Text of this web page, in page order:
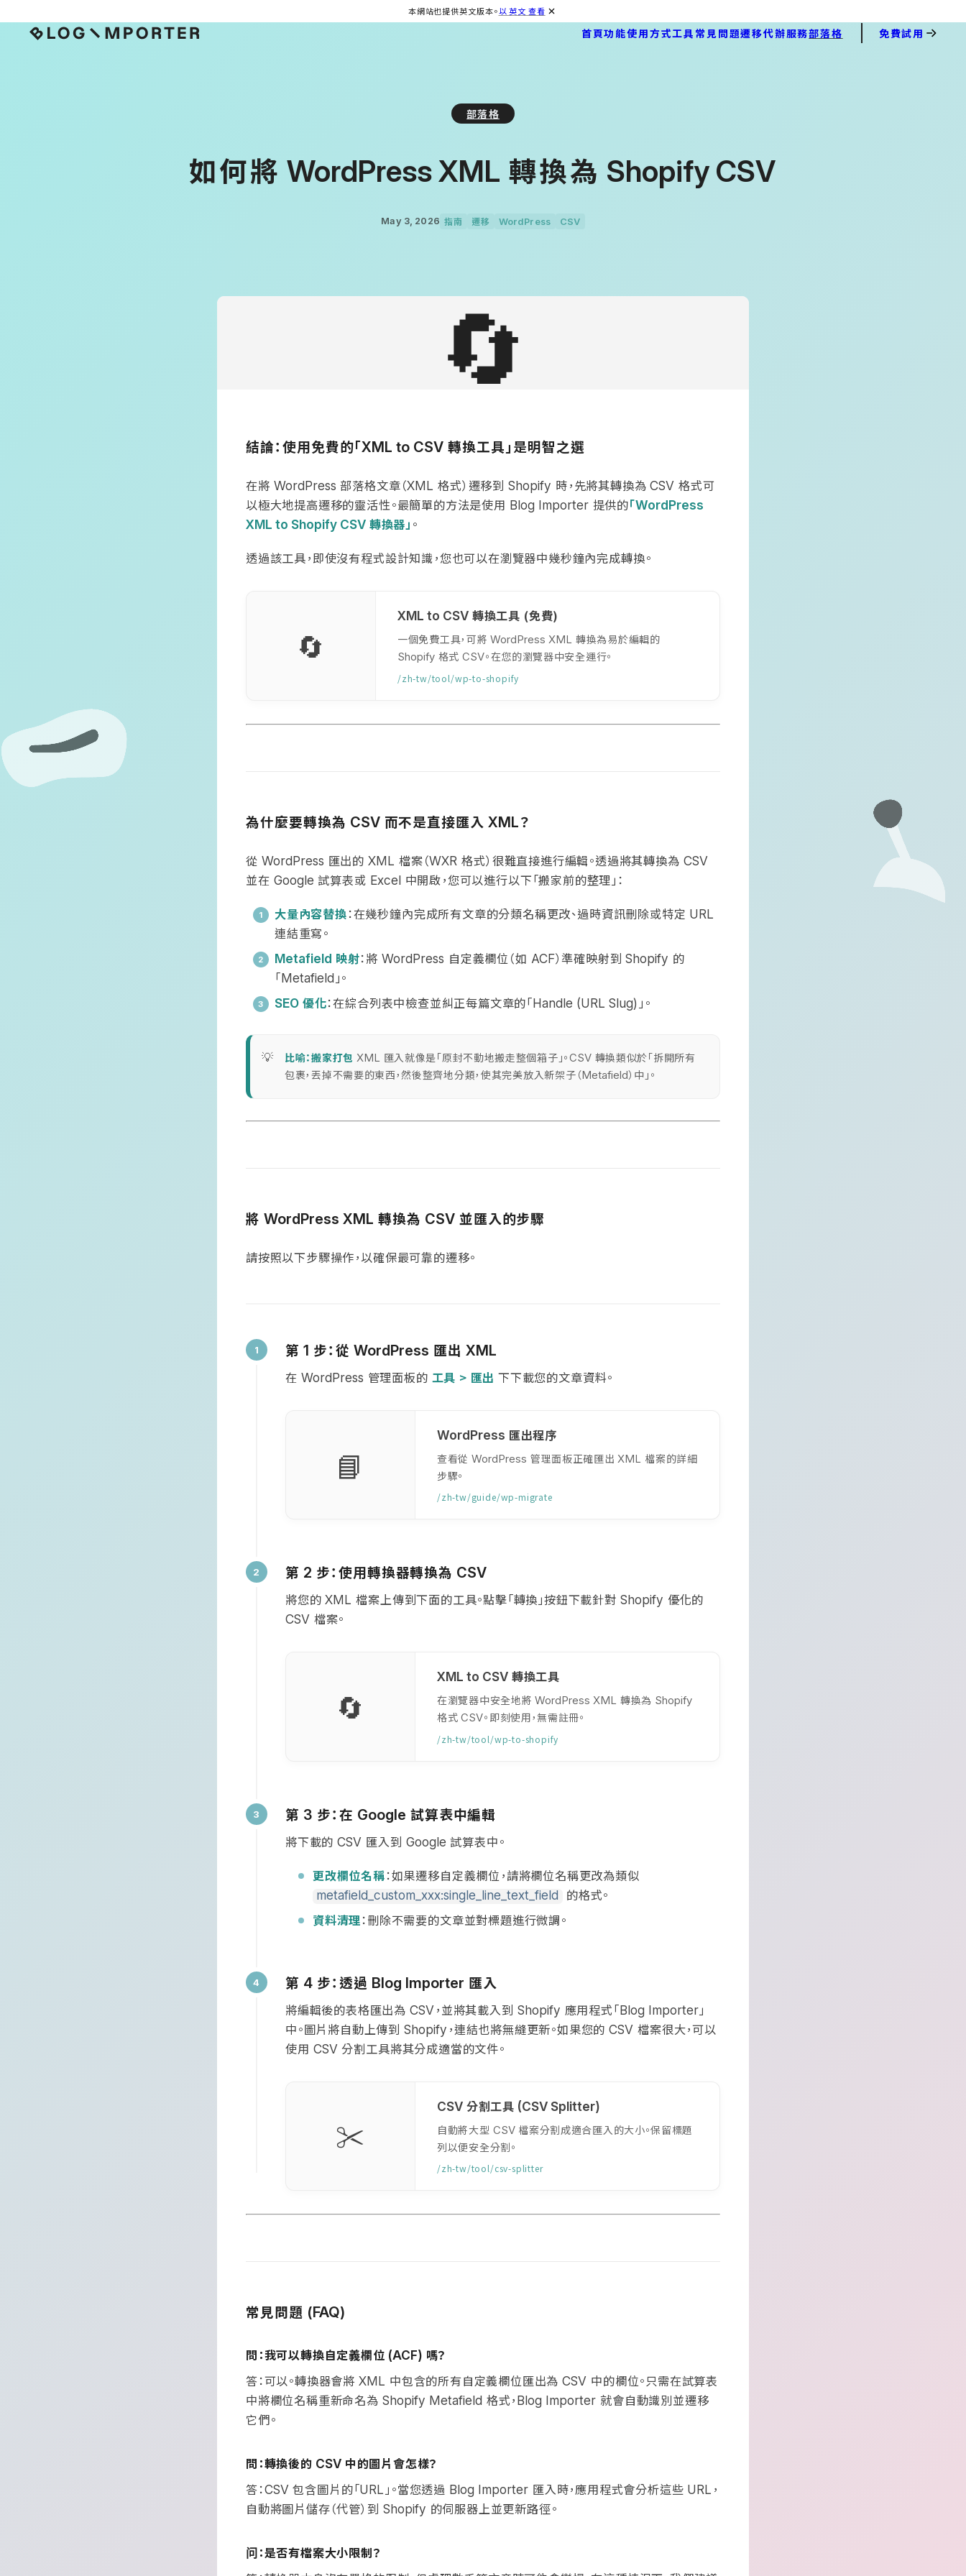
首頁功能使用方式工具 常見問題遷移代辦服務部落格 免費試用
部落格
如何將 WordPress XML 轉換為 Shopify CSV
May 3, 2026 指南 遷移 WordPress CSV
🔄
結論：使用免費的「XML to CSV 轉換工具」是明智之選
在將 WordPress 部落格文章（XML 格式）遷移到 Shopify 時，先將其轉換為 CSV 格式可
以極大地提高遷移的靈活性。最簡單的方法是使用 Blog Importer 提供的「WordPress
XML to Shopify CSV 轉換器」 。
透過該工具，即使沒有程式設計知識，您也可以在瀏覽器中幾秒鐘內完成轉換。
🔄
XML to CSV 轉換工具 (免費)
一個免費工具，可將 WordPress XML 轉換為易於編輯的
Shopify 格式 CSV。在您的瀏覽器中安全運行。
/zh-tw/tool/wp-to-shopify
為什麼要轉換為 CSV 而不是直接匯入 XML？
從 WordPress 匯出的 XML 檔案（WXR 格式）很難直接進行編輯。透過將其轉換為 CSV
並在 Google 試算表或 Excel 中開啟，您可以進行以下「搬家前的整理」：
大量內容替換：在幾秒鐘內完成所有文章的分類名稱更改、過時資訊刪除或特定 URL
連結重寫。
Metafield 映射：將 WordPress 自定義欄位（如 ACF）準確映射到 Shopify 的
「Metafield 」。
SEO 優化：在綜合列表中檢查並糾正每篇文章的「Handle (URL Slug) 」。
比喻：搬家打包 XML 匯入就像是「原封不動地搬走整個箱子」。CSV 轉換類似於「拆開所有
包裹，丟掉不需要的東西，然後整齊地分類，使其完美放入新架子（Metafield）中」。
將 WordPress XML 轉換為 CSV 並匯入的步驟
請按照以下步驟操作，以確保最可靠的遷移。
第 1 步：從 WordPress 匯出 XML
在 WordPress 管理面板的 工具 > 匯出 下下載您的文章資料。
📘
WordPress 匯出程序
查看從 WordPress 管理面板正確匯出 XML 檔案的詳細
步驟。
/zh-tw/guide/wp-migrate
第 2 步：使用轉換器轉換為 CSV
將您的 XML 檔案上傳到下面的工具。點擊「轉換」按鈕下載針對 Shopify 優化的
CSV 檔案。
🔄
XML to CSV 轉換工具
在瀏覽器中安全地將 WordPress XML 轉換為 Shopify
格式 CSV。即刻使用，無需註冊。
/zh-tw/tool/wp-to-shopify
第 3 步：在 Google 試算表中編輯
將下載的 CSV 匯入到 Google 試算表中。
更改欄位名稱：如果遷移自定義欄位，請將欄位名稱更改為類似
metafield_custom_xxx:single_line_text_field
的格式。
資料清理：刪除不需要的文章並對標題進行微調。
第 4 步：透過 Blog Importer 匯入
將編輯後的表格匯出為 CSV，並將其載入到 Shopify 應用程式「Blog Importer 」
中。圖片將自動上傳到 Shopify ，連結也將無縫更新。如果您的 CSV 檔案很大，可以
使用 CSV 分割工具將其分成適當的文件。
✂️
CSV 分割工具 (CSV Splitter)
自動將大型 CSV 檔案分割成適合匯入的大小。保留標題
列以便安全分割。
/zh-tw/tool/csv-splitter
常見問題 (FAQ)
問：我可以轉換自定義欄位 (ACF) 嗎？
答：可以。轉換器會將 XML 中包含的所有自定義欄位匯出為 CSV 中的欄位。只需在試算表
中將欄位名稱重新命名為 Shopify Metafield 格式，Blog Importer 就會自動識別並遷移
它們。
問：轉換後的 CSV 中的圖片會怎樣？
答：CSV 包含圖片的「URL 」。當您透過 Blog Importer 匯入時，應用程式會分析這些 URL ，
自動將圖片儲存（代管）到 Shopify 的伺服器上並更新路徑。
问：是否有檔案大小限制？
本網站也提供英文版本。以 英文 查看